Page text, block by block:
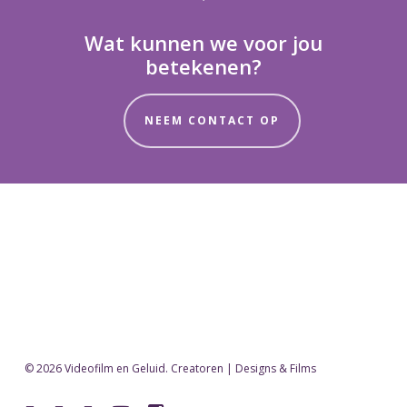
Wat kunnen we voor jou
betekenen?
NEEM CONTACT OP
© 2026 Videofilm en Geluid. Creatoren | Designs & Films